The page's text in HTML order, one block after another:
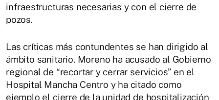
infraestructuras necesarias y con el cierre de
pozos.
Las críticas más contundentes se han dirigido al
ámbito sanitario. Moreno ha acusado al Gobierno
regional de “recortar y cerrar servicios” en el
Hospital Mancha Centro y ha citado como
ejemplo el cierre de la unidad de hospitalización